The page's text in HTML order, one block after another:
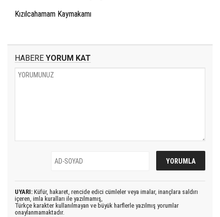
Kızılcahamam Kaymakamı
HABERE YORUM KAT
UYARI: Küfür, hakaret, rencide edici cümleler veya imalar, inançlara saldırı
içeren, imla kuralları ile yazılmamış,
Türkçe karakter kullanılmayan ve büyük harflerle yazılmış yorumlar
onaylanmamaktadır.